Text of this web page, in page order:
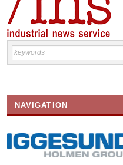
NAVIGATION
CONTACT US
INS MAIN WEBSITE